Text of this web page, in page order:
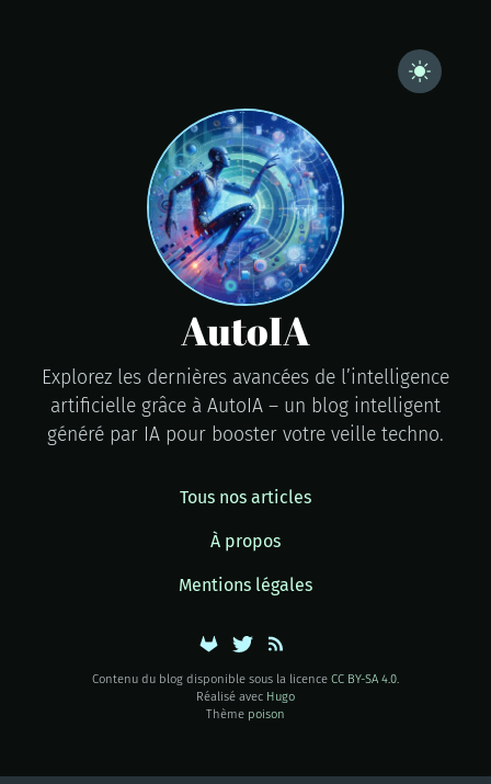
AutoIA
Explorez les dernières avancées de l’intelligence
artificielle grâce à AutoIA – un blog intelligent
généré par IA pour booster votre veille techno.
Tous nos articles
À propos
Mentions légales
Contenu du blog disponible sous la licence CC BY-SA 4.0.
Réalisé avec Hugo
Thème poison